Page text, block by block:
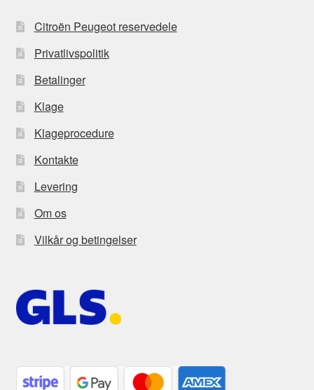
Citroën Peugeot reservedele
Privatlivspolitik
Betalinger
Klage
Klageprocedure
Kontakte
Levering
Om os
Vilkår og betingelser